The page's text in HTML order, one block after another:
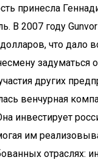
принесла
В 2007 году
что дало
задуматься
других
венчурная
инвестирует
им
отраслях: